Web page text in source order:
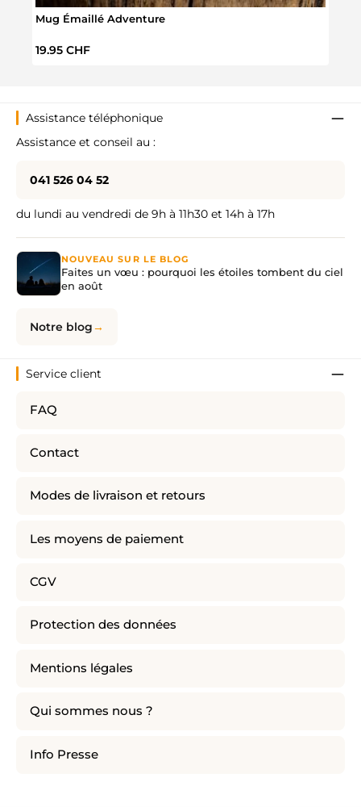
Mug Émaillé Adventure
Prix régulier :
19.95 CHF
Assistance téléphonique
Assistance et conseil au :
041 526 04 52
du lundi au vendredi de 9h à 11h30 et 14h à 17h
NOUVEAU SUR LE BLOG
Faites un vœu : pourquoi les étoiles tombent du ciel
en août
Notre blog
Service client
FAQ
Contact
Modes de livraison et retours
Les moyens de paiement
CGV
Protection des données
Mentions légales
Qui sommes nous ?
Info Presse